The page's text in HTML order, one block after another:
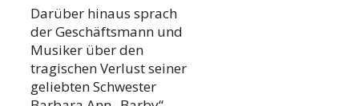
Darüber hinaus sprach
der Geschäftsmann und
Musiker über den
tragischen Verlust seiner
geliebten Schwester